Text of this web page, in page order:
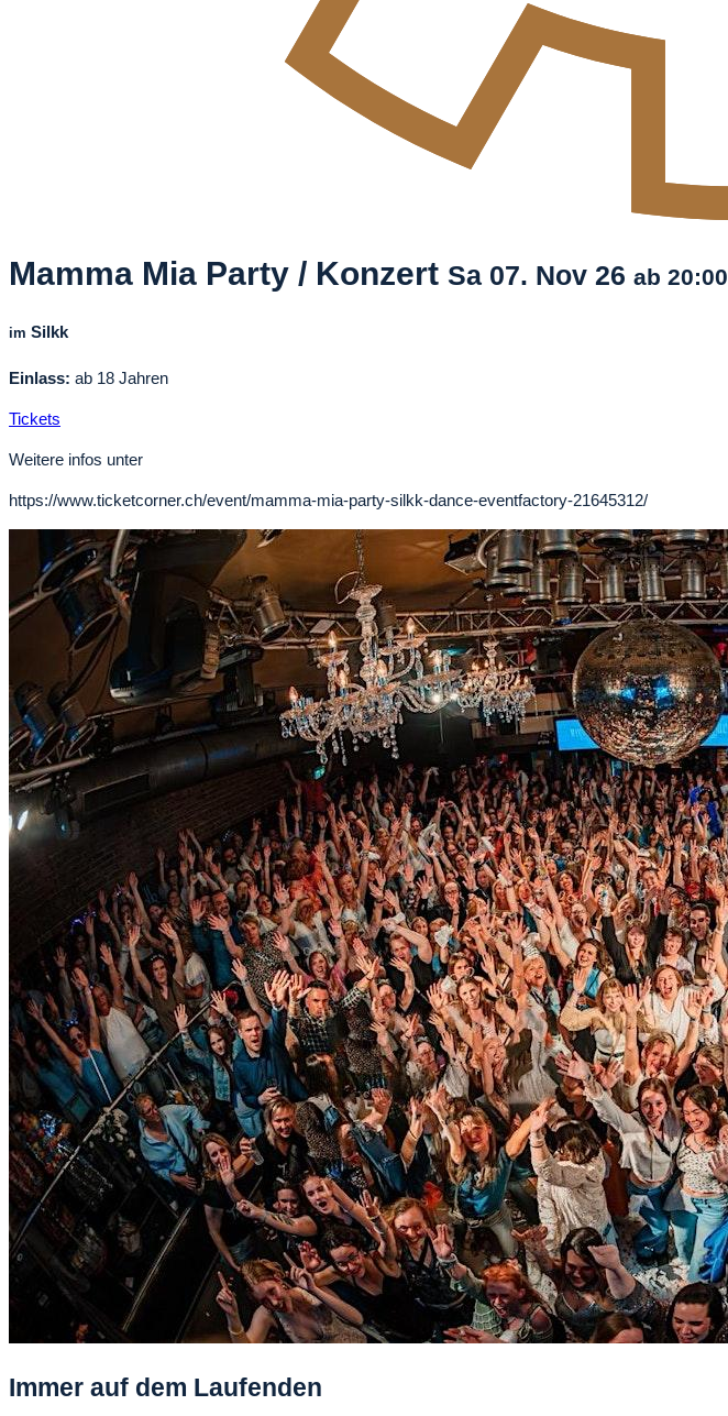
Mamma Mia Party / Konzert Sa 07. Nov 26 ab 20:00
im Silkk
Einlass: ab 18 Jahren
Tickets
Weitere infos unter
https://www.ticketcorner.ch/event/mamma-mia-party-silkk-dance-eventfactory-21645312/
Immer auf dem Laufenden